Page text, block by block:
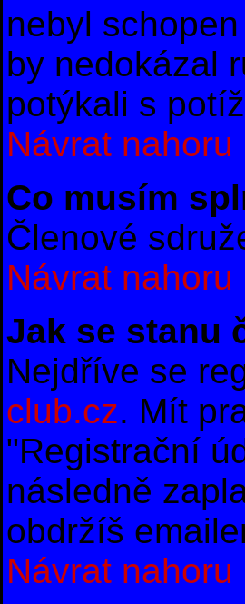
nebyl
by nedokázal
potýkali s
Návrat nahoru
Co musím
Členové
Návrat nahoru
Jak se stanu
Nejdříve se
club.cz. Mít
"Registrační
následně
obdržíš
Návrat nahoru